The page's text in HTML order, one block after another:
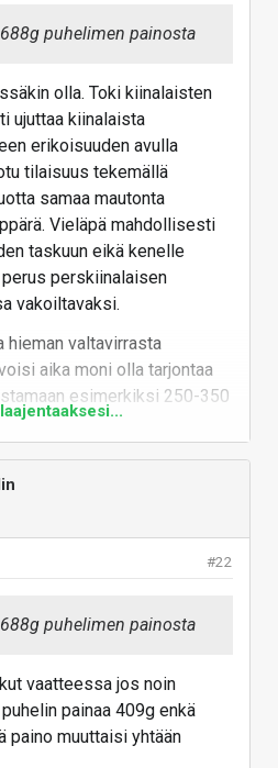
puhelimen painosta
olla. Toki kiinalaisten
ujuttaa kiinalaista
erikoisuuden avulla
tilaisuus tekemällä
samaa mautonta
Vieläpä mahdollisesti
taskuun eikä kenelle
perskiinalaisen
vakoiltavaksi.
valtavirrasta
aika moni olla tarjontaa
esimerkiksi 250-350
joissa nyt vaan on
vähän lujempi rakenne jo
Ei niinkään
aktiivista
ei ole lukumäärässä ja
otettava kohderyhmä. Ison
+200% tai +400% S
veisi pitkälle.
ollutkin. CAT ainakin myi
ja vesitiiviitä puhelimia
sitten. En jaksa tutkia
#22
puhelimen painosta
vaatteessa jos noin
painaa 409g enkä
paino muuttaisi yhtään